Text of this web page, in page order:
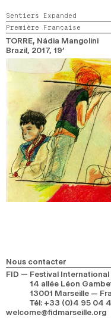
Sentiers Expanded
Première Française
TORRE, Nádia Mangolini
Brazil, 2017, 19’
Nous contacter
FID — Festival
14 allée Léon
13001 Marseille —
Tél: +33 (0)4 95 04
welcome@fidmarseille.org